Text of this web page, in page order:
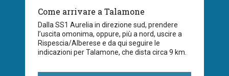
Come arrivare a Talamone
Dalla SS1 Aurelia in direzione sud, prendere
l’uscita omonima, oppure, più a nord, uscire a
Rispescia/Alberese e da qui seguire le
indicazioni per Talamone, che dista circa 9 km.